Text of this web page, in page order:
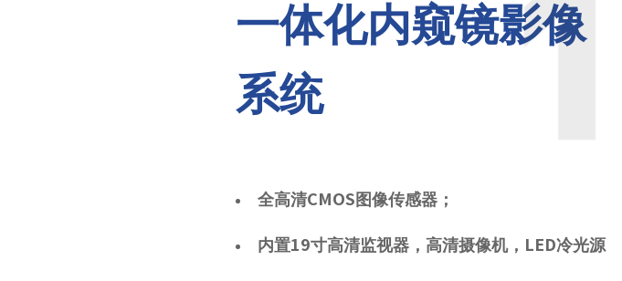
一体化内窥镜影像
系统
全高清CMOS图像传感器；
内置19寸高清监视器，高清摄像机，LED冷光源